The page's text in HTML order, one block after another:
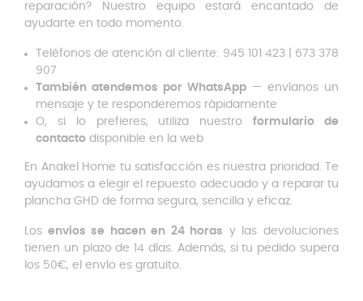
reparación? Nuestro equipo estará encantado de
ayudarte en todo momento.
Teléfonos de atención al cliente: 945 101 423 | 673 378
907
También atendemos por WhatsApp — envíanos un
mensaje y te responderemos rápidamente
O, si lo prefieres, utiliza nuestroformulario de
contacto disponible en la web
En Anakel Home tu satisfacción es nuestra prioridad. Te
ayudamos a elegir el repuesto adecuado y a reparar tu
plancha GHD de forma segura, sencilla y eficaz.
Los envíos se hacen en 24 horas y las devoluciones
tienen un plazo de 14 días. Además, si tu pedido supera
los 50€, el envío es gratuito.